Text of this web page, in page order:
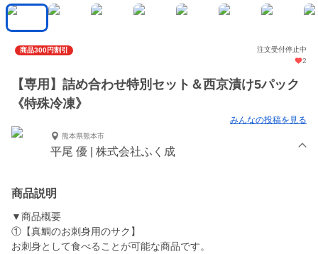
商品300円割引
注文受付停止中
2
【専用】詰め合わせ特別セット＆西京漬け5パック
《特殊冷凍》
みんなの投稿を見る
熊本県熊本市
平尾 優 | 株式会社ふく成
商品説明
▼商品概要
①【真鯛のお刺身用のサク】
お刺身として食べることが可能な商品です。